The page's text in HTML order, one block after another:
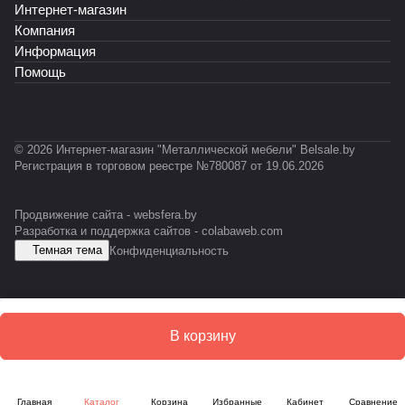
-
P
R
O
F
К
Ф
Т
0
1
2
Т
0
1
1
А
-
E
S
В корзину
Главная Каталог Корзина Избранные Кабинет Сравнение
Интернет-магазин
Компания
Информация
Помощь
© 2026 Интернет-магазин "Металлической мебели" Belsale.by
Регистрация в торговом реестре №780087 от 19.06.2026
Продвижение сайта - websfera.by
Разработка и поддержка сайтов - colabaweb.com
Темная тема
Конфиденциальность